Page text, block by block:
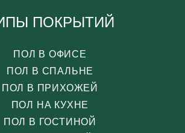
ПОКРЫТИЙ
ПОЛ В ОФИСЕ
ПОЛ В СПАЛЬНЕ
ПОЛ В ПРИХОЖЕЙ
ПОЛ НА КУХНЕ
ПОЛ В ГОСТИНОЙ